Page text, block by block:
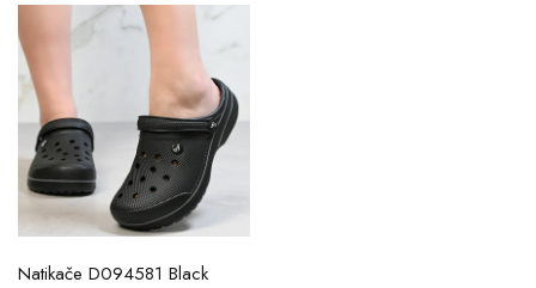
Natikače D094581 Black